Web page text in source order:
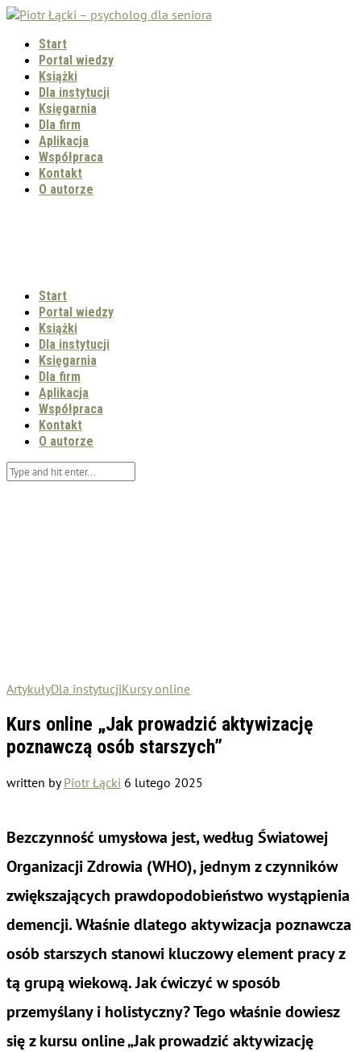
Start
Portal wiedzy
Książki
Dla instytucji
Księgarnia
Dla firm
Aplikacja
Współpraca
Kontakt
O autorze
Start
Portal wiedzy
Książki
Dla instytucji
Księgarnia
Dla firm
Aplikacja
Współpraca
Kontakt
O autorze
ArtykułyDla instytucjiKursy online
Kurs online „Jak prowadzić aktywizację
poznawczą osób starszych”
written byPiotr Łącki 6 lutego 2025
Bezczynność umysłowa jest, według Światowej
Organizacji Zdrowia (WHO), jednym z czynników
zwiększających prawdopodobieństwo wystąpienia
demencji. Właśnie dlatego aktywizacja poznawcza
osób starszych stanowi kluczowy element pracy z
tą grupą wiekową. Jak ćwiczyć w sposób
przemyślany i holistyczny? Tego właśnie dowiesz
się z kursu online „Jak prowadzić aktywizację